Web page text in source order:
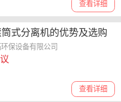
查看详细
式分离机的优势及选购
保设备有限公司
查看详细